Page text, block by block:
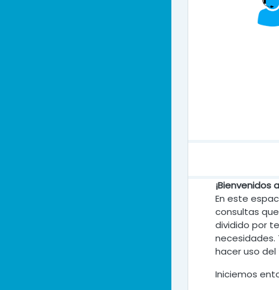
¡Bienvenidos
En este
consultas
dividido por
necesidades.
hacer uso del
Iniciemos